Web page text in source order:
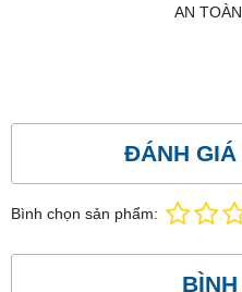
AN
ĐÁNH GIÁ
Bình chọn sản phẩm: